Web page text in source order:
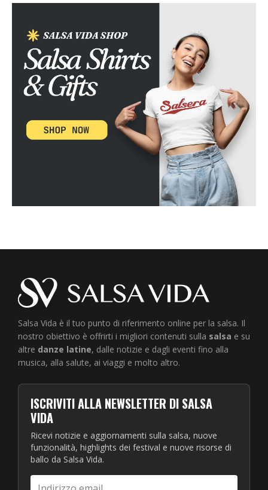
Salsa Vida è il tuo punto di riferimento online per la salsa. Il
nostro obiettivo è offrirti i migliori contenuti sulla salsa e su
altre danze latine, dalle notizie e dagli eventi fino alla
musica, alla salute, ai viaggi e molto altro.
ISCRIVITI ALLA NEWSLETTER DI SALSA
VIDA
Ricevi notizie e aggiornamenti sulla salsa, nuove
funzionalità, highlights dei festival e nuove risorse di
ballo da Salsa Vida.
Indirizzo